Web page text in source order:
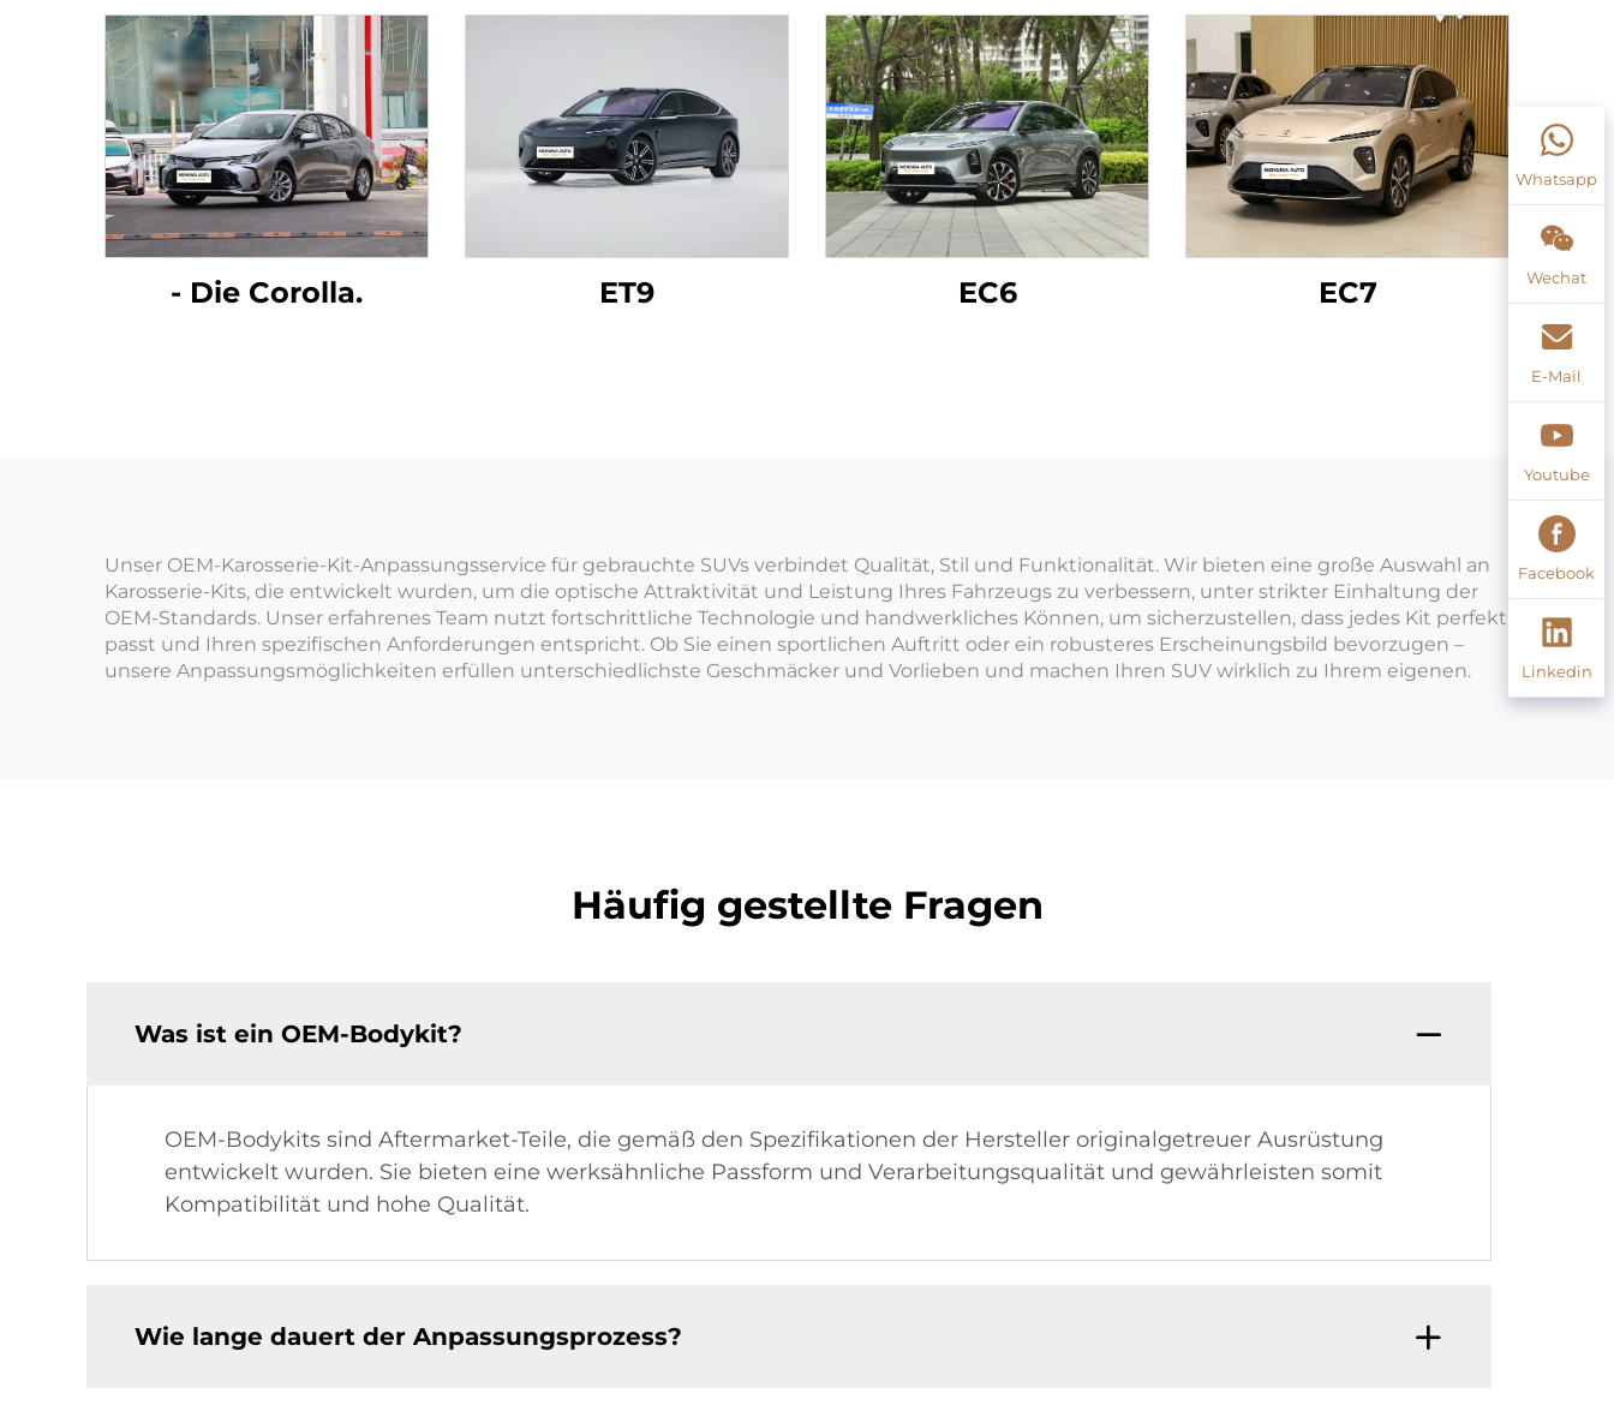
- Die Corolla. ET9 EC6 EC7
Unser OEM-Karosserie-Kit-Anpassungsservice für gebrauchte SUVs verbindet Qualität, Stil und Funktionalität. Wir bieten eine große Auswahl an
Karosserie-Kits, die entwickelt wurden, um die optische Attraktivität und Leistung Ihres Fahrzeugs zu verbessern, unter strikter Einhaltung der
OEM-Standards. Unser erfahrenes Team nutzt fortschrittliche Technologie und handwerkliches Können, um sicherzustellen, dass jedes Kit perfekt
passt und Ihren spezifischen Anforderungen entspricht. Ob Sie einen sportlichen Auftritt oder ein robusteres Erscheinungsbild bevorzugen –
unsere Anpassungsmöglichkeiten erfüllen unterschiedlichste Geschmäcker und Vorlieben und machen Ihren SUV wirklich zu Ihrem eigenen.
Häufig gestellte Fragen
Was ist ein OEM-Bodykit?
OEM-Bodykits sind Aftermarket-Teile, die gemäß den Spezifikationen der Hersteller originalgetreuer Ausrüstung
entwickelt wurden. Sie bieten eine werksähnliche Passform und Verarbeitungsqualität und gewährleisten somit
Kompatibilität und hohe Qualität.
Wie lange dauert der Anpassungsprozess?
Whatsapp
Wechat
E-Mail
Youtube
Facebook
Linkedin